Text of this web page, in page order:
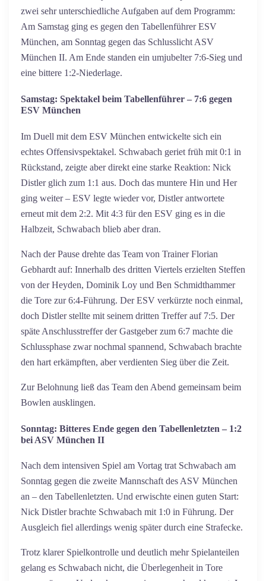
zwei sehr unterschiedliche Aufgaben auf dem Programm:
Am Samstag ging es gegen den Tabellenführer ESV
München, am Sonntag gegen das Schlusslicht ASV
München II. Am Ende standen ein umjubelter 7:6-Sieg und
eine bittere 1:2-Niederlage.
Samstag: Spektakel beim Tabellenführer – 7:6 gegen
ESV München
Im Duell mit dem ESV München entwickelte sich ein
echtes Offensivspektakel. Schwabach geriet früh mit 0:1 in
Rückstand, zeigte aber direkt eine starke Reaktion: Nick
Distler glich zum 1:1 aus. Doch das muntere Hin und Her
ging weiter – ESV legte wieder vor, Distler antwortete
erneut mit dem 2:2. Mit 4:3 für den ESV ging es in die
Halbzeit, Schwabach blieb aber dran.
Nach der Pause drehte das Team von Trainer Florian
Gebhardt auf: Innerhalb des dritten Viertels erzielten Steffen
von der Heyden, Dominik Loy und Ben Schmidthammer
die Tore zur 6:4-Führung. Der ESV verkürzte noch einmal,
doch Distler stellte mit seinem dritten Treffer auf 7:5. Der
späte Anschlusstreffer der Gastgeber zum 6:7 machte die
Schlussphase zwar nochmal spannend, Schwabach brachte
den hart erkämpften, aber verdienten Sieg über die Zeit.
Zur Belohnung ließ das Team den Abend gemeinsam beim
Bowlen ausklingen.
Sonntag: Bitteres Ende gegen den Tabellenletzten – 1:2
bei ASV München II
Nach dem intensiven Spiel am Vortag trat Schwabach am
Sonntag gegen die zweite Mannschaft des ASV München
an – den Tabellenletzten. Und erwischte einen guten Start:
Nick Distler brachte Schwabach mit 1:0 in Führung. Der
Ausgleich fiel allerdings wenig später durch eine Strafecke.
Trotz klarer Spielkontrolle und deutlich mehr Spielanteilen
gelang es Schwabach nicht, die Überlegenheit in Tore